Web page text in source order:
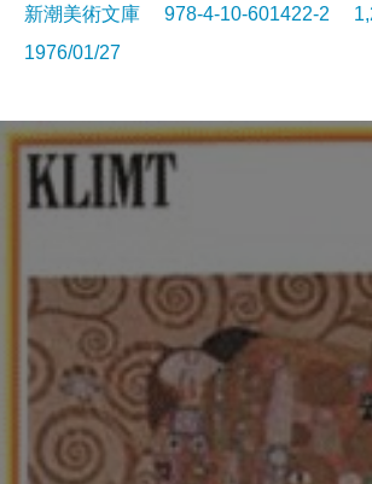
新潮美術文庫 978-4-10-601422-2
1976/01/27